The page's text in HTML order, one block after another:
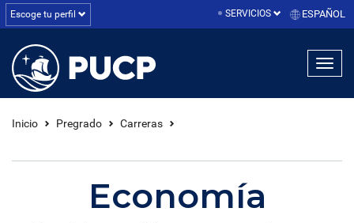
Escoge tu perfil SERVICIOS ESPAÑOL
Inicio Pregrado Carreras
Economía